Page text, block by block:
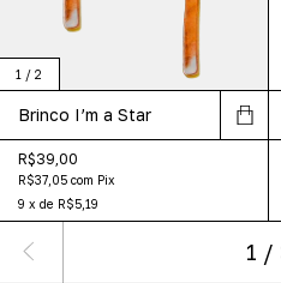
1 / 2
Brinco I’m a Star
R$39,00
R$37,05 com Pix
9 x de R$5,19
1 /